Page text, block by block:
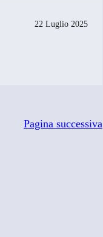
22 Luglio 2025
Pagina successiva